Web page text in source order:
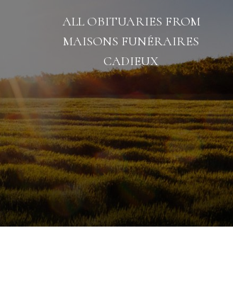
ALL OBITUARIES FROM
MAISONS FUNÉRAIRES
CADIEUX